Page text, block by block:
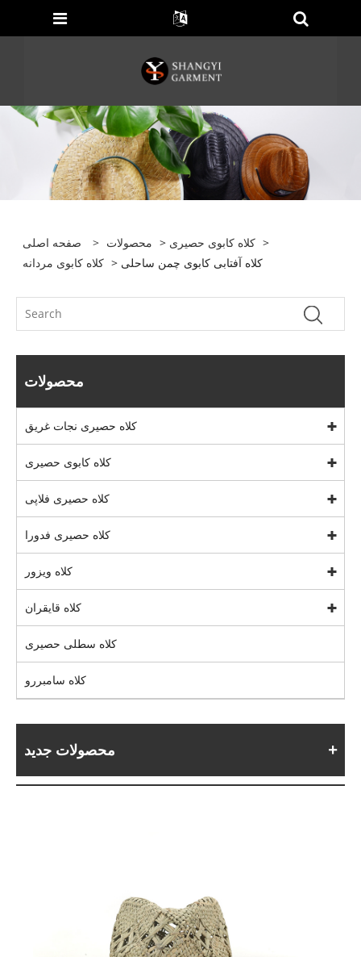
صفحه اصلی > محصولات > کلاه کابوی حصیری >
کلاه کابوی مردانه
> کلاه آفتابی کابوی چمن ساحلی
محصولات
کلاه حصیری نجات غریق
کلاه کابوی حصیری
کلاه حصیری فلاپی
کلاه حصیری فدورا
کلاه ویزور
کلاه قایقران
کلاه سطلی حصیری
کلاه سامبررو
محصولات جدید